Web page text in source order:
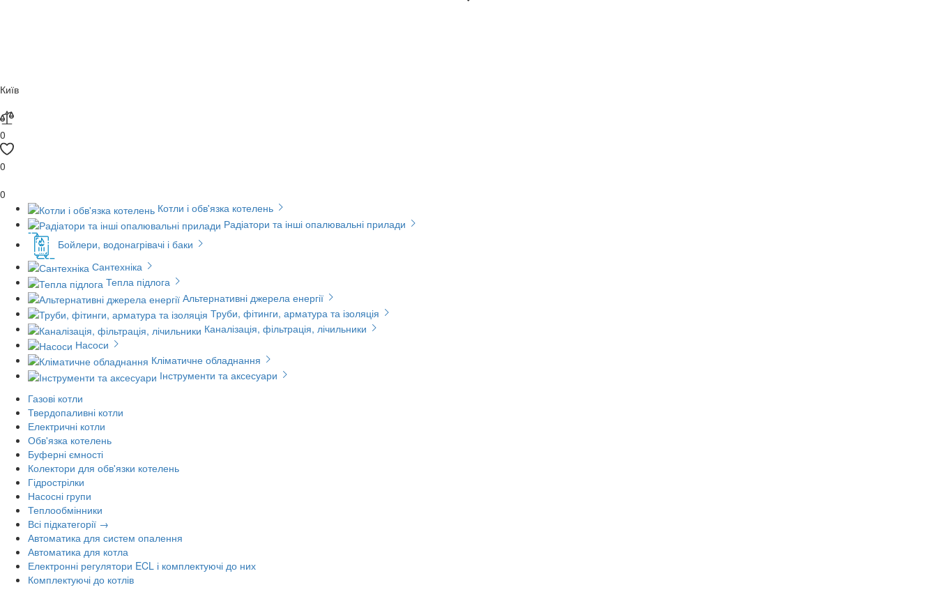
Київ
0
0
0
Котли і обв'язка котелень
Радіатори та інші опалювальні прилади
Бойлери, водонагрівачі і баки
Сантехніка
Тепла підлога
Альтернативні джерела енергії
Труби, фітинги, арматура та ізоляція
Каналізація, фільтрація, лічильники
Насоси
Кліматичне обладнання
Інструменти та аксесуари
Газові котли
Твердопаливні котли
Електричні котли
Обв'язка котелень
Буферні ємності
Колектори для обв'язки котелень
Гідрострілки
Насосні групи
Теплообмінники
Всі підкатегорії →
Автоматика для систем опалення
Автоматика для котла
Електронні регулятори ECL і комплектуючі до них
Комплектуючі до котлів